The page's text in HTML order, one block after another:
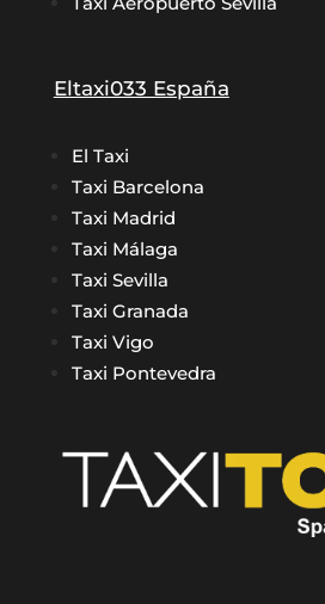
Eltaxi033 España
El Taxi
Taxi Barcelona
Taxi Madrid
Taxi Málaga
Taxi Sevilla
Taxi Granada
Taxi Vigo
Taxi Pontevedra